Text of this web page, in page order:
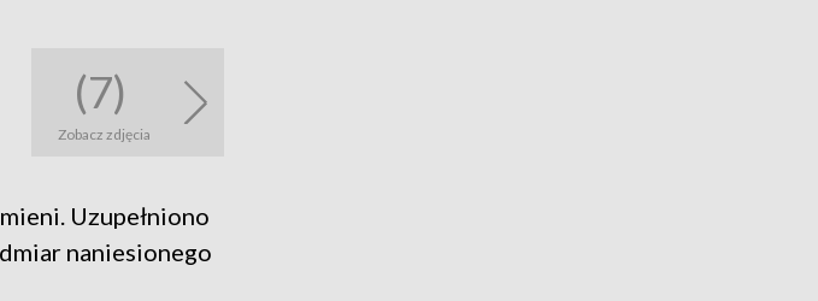
(7)
Zobacz zdjęcia
Uzupełniono
naniesionego